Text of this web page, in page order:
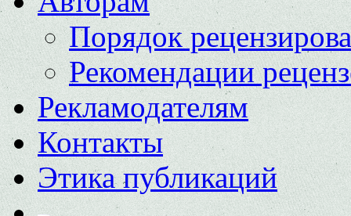
Порядок
Рекомендации
Рекламодателям
Контакты
Этика публикаций